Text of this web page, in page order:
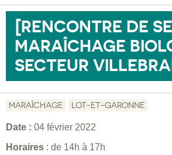
[RENCONTRE DE
MARAÎCHAGE
SECTEUR
MARAÎCHAGE LOT-ET-GARONNE
Date : 04 février 2022
Horaires : de 14h à 17h